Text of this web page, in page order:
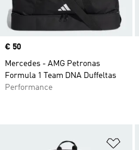
Price
€ 50
Mercedes - AMG Petronas
Formula 1 Team DNA Duffeltas
Performance